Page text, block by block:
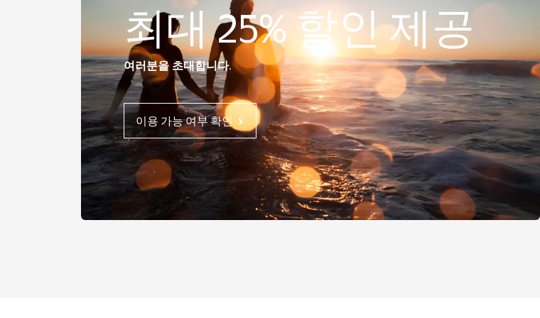
최대 25% 할인 제공
여러분을 초대합니다.
이용 가능 여부 확인